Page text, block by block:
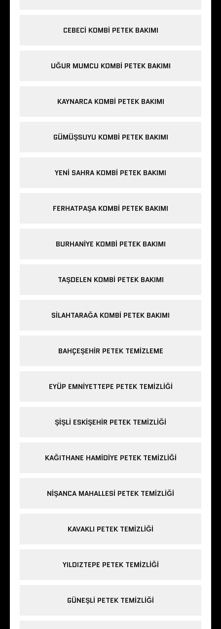
CEBECI KOMBI PETEK BAKIMI
UĞUR MUMCU KOMBI PETEK BAKIMI
KAYNARCA KOMBI PETEK BAKIMI
GÜMÜŞSUYU KOMBI PETEK BAKIMI
YENI SAHRA KOMBI PETEK BAKIMI
FERHATPAŞA KOMBI PETEK BAKIMI
BURHANIYE KOMBI PETEK BAKIMI
TAŞDELEN KOMBI PETEK BAKIMI
SILAHTARAĞA KOMBI PETEK BAKIMI
BAHÇEŞEHIR PETEK TEMIZLEME
EYÜP EMNIYETTEPE PETEK TEMIZLIĞI
ŞIŞLI ESKIŞEHIR PETEK TEMIZLIĞI
KAĞITHANE HAMIDIYE PETEK TEMIZLIĞI
NIŞANCA MAHALLESI PETEK TEMIZLIĞI
KAVAKLI PETEK TEMIZLIĞI
YILDIZTEPE PETEK TEMIZLIĞI
GÜNEŞLI PETEK TEMIZLIĞI